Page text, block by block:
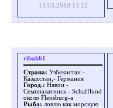
13.03.2010 13:12
ribak61
Страна: Узбекистан -
Казахстан,- Германия
Город.: Навои -
Семипалатинск - Schafflund
около Flensburg-a
Рыба: ловлю как морскую